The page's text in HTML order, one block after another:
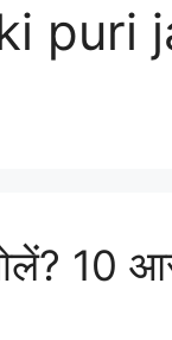
puri
10